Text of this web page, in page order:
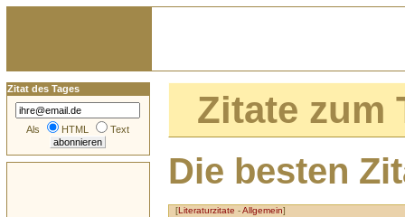
Zitate zum
Die besten
[Literaturzitate -Allgemein]
Zitat des Tages
Als HTML Text